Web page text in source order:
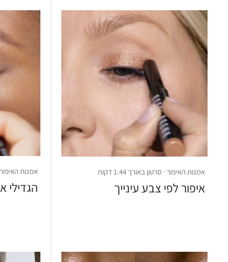
אמנות האיפור · סרטון באורך 1:44 דקות
איפור לפי צבע עינייך
אמנות האיפור ·
הגדילי